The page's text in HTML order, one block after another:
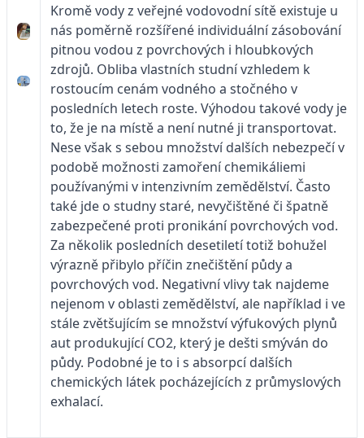
Kromě vody z veřejné vodovodní sítě existuje u
nás poměrně rozšířené individuální zásobování
pitnou vodou z povrchových i hloubkových
zdrojů. Obliba vlastních studní vzhledem k
rostoucím cenám vodného a stočného v
posledních letech roste. Výhodou takové vody je
to, že je na místě a není nutné ji transportovat.
Nese však s sebou množství dalších nebezpečí v
podobě možnosti zamoření chemiká­liemi
používanými v intenzivním zemědělství. Často
také jde o studny staré, nevyčištěné či špatně
zabezpečené proti pronikání povrchových vod.
Za několik posledních desetiletí totiž bohužel
výrazně přibylo příčin znečištění půdy a
povrchových vod. Negativní vlivy tak najdeme
nejenom v oblasti zemědělství, ale například i ve
stále zvětšujícím se množství výfukových plynů
aut produkující CO2, který je dešti smýván do
půdy. Podobné je to i s absorpcí dalších
chemických látek pocházejících z průmyslových
exhalací.